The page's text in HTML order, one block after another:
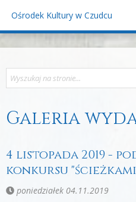
Ośrodek Kultury w Czudcu
Galeria
4 listopada 2019 -
konkursu
poniedziałek 04.11.2019